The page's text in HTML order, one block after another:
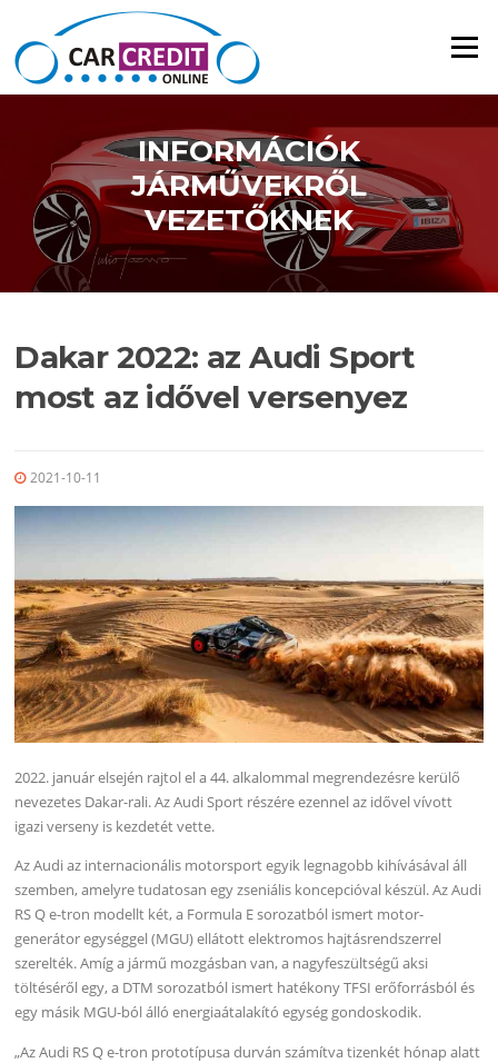
Ugrás a tartalomra
Menü
INFORMÁCIÓK
JÁRMŰVEKRŐL
VEZETŐKNEK
Dakar 2022: az Audi Sport
most az idővel versenyez
2021-10-11
2022. január elsején rajtol el a 44. alkalommal megrendezésre kerülő
nevezetes Dakar-rali. Az Audi Sport részére ezennel az idővel vívott
igazi verseny is kezdetét vette.
Az Audi az internacionális motorsport egyik legnagobb kihívásával áll
szemben, amelyre tudatosan egy zseniális koncepcióval készül. Az Audi
RS Q e-tron modellt két, a Formula E sorozatból ismert motor-
generátor egységgel (MGU) ellátott elektromos hajtásrendszerrel
szerelték. Amíg a jármű mozgásban van, a nagyfeszültségű aksi
töltéséről egy, a DTM sorozatból ismert hatékony TFSI erőforrásból és
egy másik MGU-ból álló energiaátalakító egység gondoskodik.
„Az Audi RS Q e-tron prototípusa durván számítva tizenkét hónap alatt